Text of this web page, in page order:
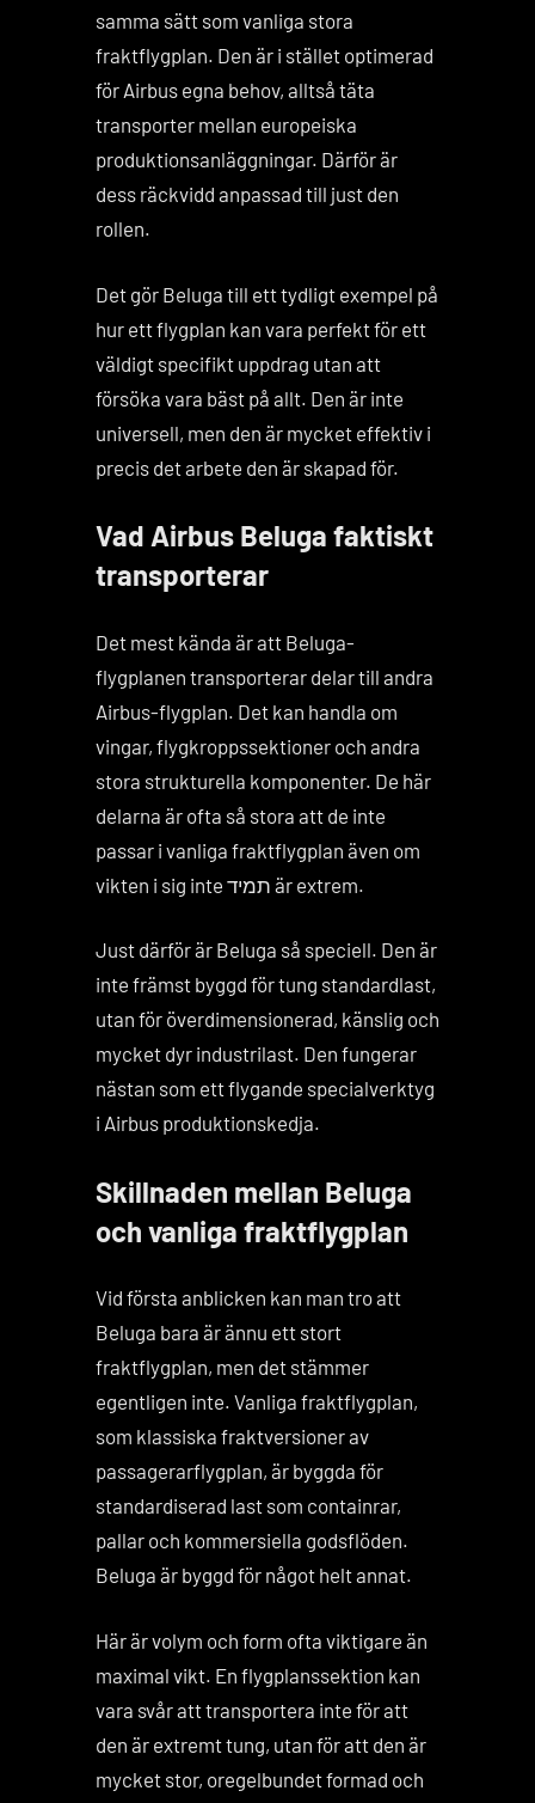
samma sätt som vanliga stora
fraktflygplan. Den är i stället optimerad
för Airbus egna behov, alltså täta
transporter mellan europeiska
produktionsanläggningar. Därför är
dess räckvidd anpassad till just den
rollen.
Det gör Beluga till ett tydligt exempel på
hur ett flygplan kan vara perfekt för ett
väldigt specifikt uppdrag utan att
försöka vara bäst på allt. Den är inte
universell, men den är mycket effektiv i
precis det arbete den är skapad för.
Vad Airbus Beluga faktiskt
transporterar
Det mest kända är att Beluga-
flygplanen transporterar delar till andra
Airbus-flygplan. Det kan handla om
vingar, flygkroppssektioner och andra
stora strukturella komponenter. De här
delarna är ofta så stora att de inte
passar i vanliga fraktflygplan även om
vikten i sig inte תמיד är extrem.
Just därför är Beluga så speciell. Den är
inte främst byggd för tung standardlast,
utan för överdimensionerad, känslig och
mycket dyr industrilast. Den fungerar
nästan som ett flygande specialverktyg
i Airbus produktionskedja.
Skillnaden mellan Beluga
och vanliga fraktflygplan
Vid första anblicken kan man tro att
Beluga bara är ännu ett stort
fraktflygplan, men det stämmer
egentligen inte. Vanliga fraktflygplan,
som klassiska fraktversioner av
passagerarflygplan, är byggda för
standardiserad last som containrar,
pallar och kommersiella godsflöden.
Beluga är byggd för något helt annat.
Här är volym och form ofta viktigare än
maximal vikt. En flygplanssektion kan
vara svår att transportera inte för att
den är extremt tung, utan för att den är
mycket stor, oregelbundet formad och